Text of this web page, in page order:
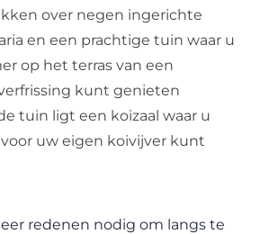
over negen ingerichte
en een prachtige tuin waar u
op het terras van een
kunt genieten
tuin ligt een koizaal waar u
uw eigen koivijver kunt
redenen nodig om langs te